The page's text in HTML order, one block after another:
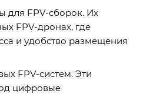
для FPV-сборок. Их
FPV-дронах, где
и удобство размещения
FPV-систем. Эти
цифровые